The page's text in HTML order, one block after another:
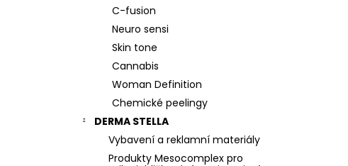
C-fusion
Neuro sensi
Skin tone
Cannabis
Woman Definition
Chemické peelingy
DERMA STELLA
Vybavení a reklamní materiály
Produkty Mesocomplex pro